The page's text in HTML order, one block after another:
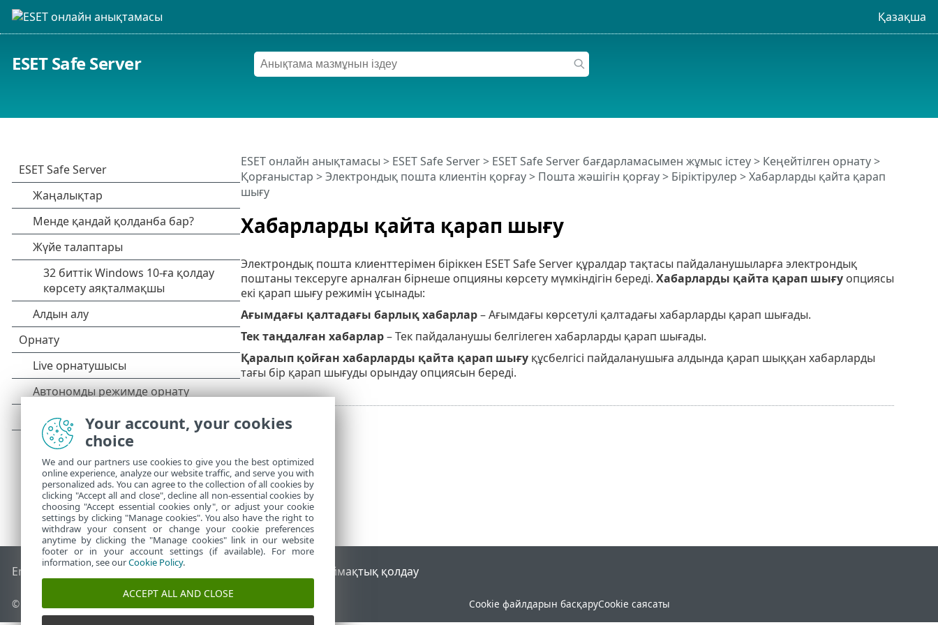
Қазақша
ESET Safe Server
Хабарларды қайта қарап шығу
ESET онлайн анықтамасы > ESET Safe Server> ESET Safe Server бағдарламасымен жұмыс істеу> Кеңейтілген орнату>
Қорғаныстар >Электрондық пошта клиентін қорғау> Пошта жәшігін қорғау> Біріктірулер > Хабарларды қайта қарап
шығу
Электрондық пошта клиенттерімен біріккен ESET Safe Server құралдар тақтасы пайдаланушыларға электрондық
поштаны тексеруге арналған бірнеше опцияны көрсету мүмкіндігін береді. Хабарларды қайта қарап шығуопциясы
екі қарап шығу режимін ұсынады:
Ағымдағы қалтадағы барлық хабарлар– Ағымдағы көрсетулі қалтадағы хабарларды қарап шығады.
Тек таңдалған хабарлар– Тек пайдаланушы белгілеген хабарларды қарап шығады.
Қаралып қойған хабарларды қайта қарап шығуқұсбелгісі пайдаланушыға алдында қарап шыққан хабарларды
тағы бір қарап шығуды орындау опциясын береді.
End of Life ESET білім қоры ESET форумы Аймақтық қолдау
© 1992 - 2026 ESET, spol. s r.o. - Барлық құқықтары қорғалған. Cookie файлдарын басқаруCookie саясаты
Your account, your cookies
choice
We and our partners use cookies to give you the best optimized
online experience, analyze our website traffic, and serve you with
personalized ads. You can agree to the collection of all cookies by
clicking "Accept all and close", decline all non-essential cookies by
choosing "Accept essential cookies only", or adjust your cookie
settings by clicking "Manage cookies". You also have the right to
withdraw your consent or change your cookie preferences
anytime by clicking the "Manage cookies" link in our website
footer or in your account settings (if available). For more
information, see ourCookie Policy.
ACCEPT ALL AND CLOSE